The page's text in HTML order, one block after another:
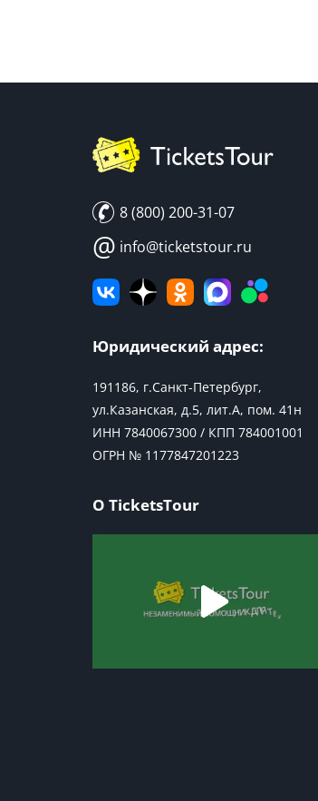
8 (800) 200-31-07
@ info@ticketstour.ru
Юридический адрес:
191186, г.Санкт-Петербург,
ул.Казанская, д.5, лит.А, пом. 41н
ИНН 7840067300 / КПП 784001001
ОГРН № 1177847201223
О TicketsTour